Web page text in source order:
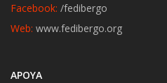
Facebook: /fedibergo
Web: www.fedibergo.org
APOYA